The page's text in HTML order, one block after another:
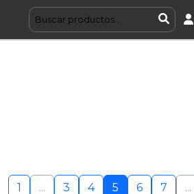
1 ... 3 4 5 6 7 ...